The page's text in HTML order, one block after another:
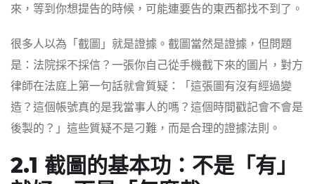
來，等到你想提告的時候，可能連要告的東西都找不到了。
很多人以為「截圖」就是證據。截圖當然是證據，但問題
是：法院採不採信？一張你自己從手機截下來的圖片，對方
律師在法庭上第一句話就會質疑：「這張圖有沒有經過變
造？這個帳號真的是我當事人的嗎？這個時間戳記會不會是
後製的？」這些質疑不是刁難，而是合理的證據法則。
2.1 截圖的基本功：不是「有」